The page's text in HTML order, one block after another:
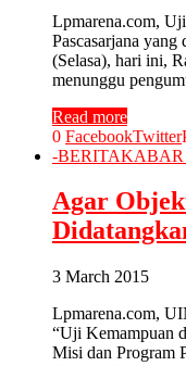
Lpmarena.com,
Pascasarjana
(Selasa), hari ini,
menunggu
Read more
0 FacebookTwitter
-BERITAKABAR
Agar
3 March 2015
Lpmarena.com,
“Uji Kemampuan
Misi dan Program